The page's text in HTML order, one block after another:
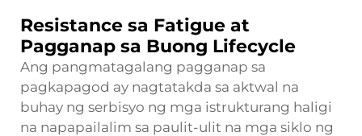
Resistance sa Fatigue at
Pagganap sa Buong Lifecycle
Ang pangmatagalang pagganap sa
pagkapagod ay nagtatakda sa aktwal na
buhay ng serbisyo ng mga istrukturang haligi
na napapailalim sa paulit-ulit na mga siklo ng